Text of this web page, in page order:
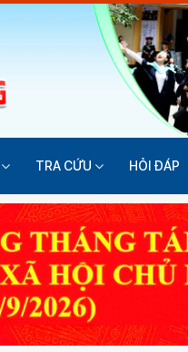
TRA CỨU HỎI ĐÁP